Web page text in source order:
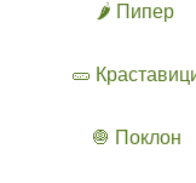
🌶️ Пипер
🥒
🧅 Поклон